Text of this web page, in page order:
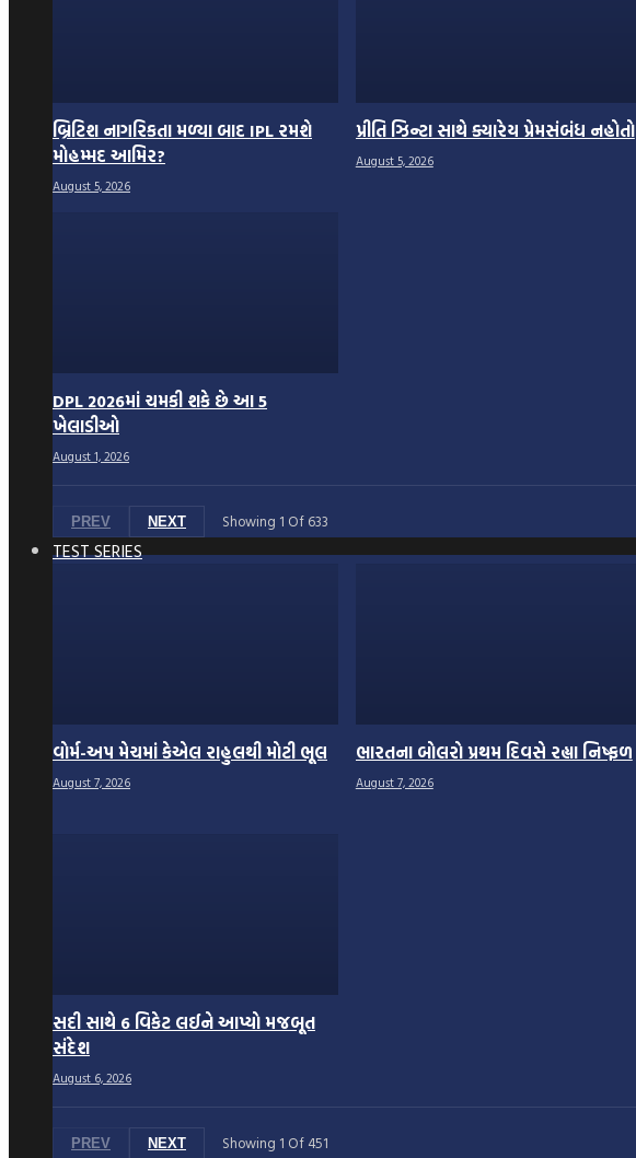
બ્રિટિશ નાગરિકતા મળ્યા બાદ IPL રમશે
મોહમ્મદ આમિર?
August 5, 2026
પ્રીતિ ઝિન્ટા સાથે ક્યારેય પ્રેમસંબંધ નહોતો
August 5, 2026
DPL 2026માં ચમકી શકે છે આ 5
ખેલાડીઓ
August 1, 2026
PREV NEXT Showing 1 Of 633
TEST SERIES
વોર્મ-અપ મેચમાં કેએલ રાહુલથી મોટી ભૂલ
August 7, 2026
ભારતના બોલરો પ્રથમ દિવસે રહ્યા નિષ્ફળ
August 7, 2026
સદી સાથે 6 વિકેટ લઈને આપ્યો મજબૂત
સંદેશ
August 6, 2026
PREV NEXT Showing 1 Of 451